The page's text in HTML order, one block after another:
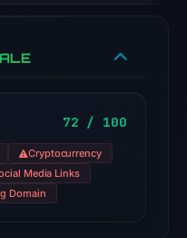
72 / 100
Cryptocurrency
Media Links
Domain